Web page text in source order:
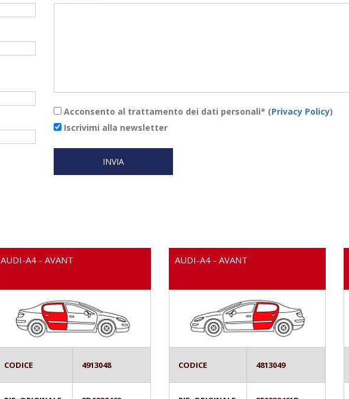
Acconsento al trattamento dei dati personali* (Privacy Policy)
Iscrivimi alla newsletter
AUDI-A4 - AVANT
CODICE 4913048
AUDI-A4 - AVANT
CODICE 4813049